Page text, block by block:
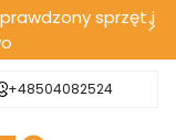
sprzęt i
wysyłka
+48504082524